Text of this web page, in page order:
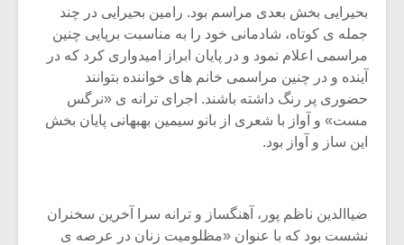
بحیرایی بخش بعدی مراسم بود. رامین بحیرایی در چند
جمله ی کوتاه، شادمانی خود را به مناسبت برپایی چنین
مراسمی اعلام نمود و در پایان ابراز امیدواری کرد که در
آینده و در چنین مراسمی خانم های خواننده بتوانند
حضوری پر رنگ داشته باشند. اجرای ترانه ی «نرگس
مست» و آواز با شعری از بانو سیمین بهبهانی پایان بخش
این ساز و آواز بود.
ضیاالدین ناظم پور، آهنگساز و ترانه سرا آخرین سخنران
نشست بود که با عنوان «مظلومیت زنان در عرصه ی